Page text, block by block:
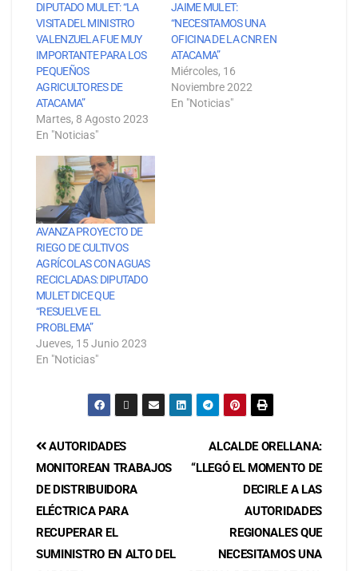
DIPUTADO MULET: “LA
VISITA DEL MINISTRO
VALENZUELA FUE MUY
IMPORTANTE PARA LOS
PEQUEÑOS
AGRICULTORES DE
ATACAMA”
Martes, 8 Agosto 2023
En "Noticias"
JAIME MULET:
“NECESITAMOS UNA
OFICINA DE LA CNR EN
ATACAMA”
Miércoles, 16
Noviembre 2022
En "Noticias"
AVANZA PROYECTO DE
RIEGO DE CULTIVOS
AGRÍCOLAS CON AGUAS
RECICLADAS: DIPUTADO
MULET DICE QUE
“RESUELVE EL
PROBLEMA”
Jueves, 15 Junio 2023
En "Noticias"
ALCALDE ORELLANA:
“LLEGÓ EL MOMENTO DE
DECIRLE A LAS
AUTORIDADES
REGIONALES QUE
NECESITAMOS UNA
AUTORIDADES
MONITOREAN TRABAJOS
DE DISTRIBUIDORA
ELÉCTRICA PARA
RECUPERAR EL
SUMINISTRO EN ALTO DEL